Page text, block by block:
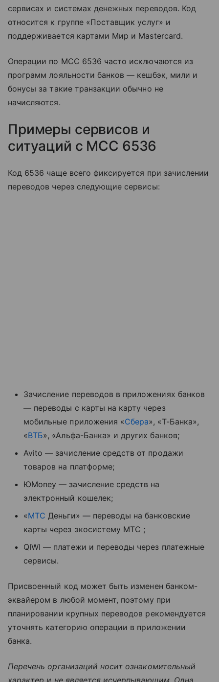
сервисах и системах денежных переводов. Код
относится к группе «Поставщик услуг» и
поддерживается картами Мир и Mastercard.
Операции по MCC 6536 часто исключаются из
программ лояльности банков — кешбэк, мили и
бонусы за такие транзакции обычно не
начисляются.
Примеры сервисов и
ситуаций с MCC 6536
Код 6536 чаще всего фиксируется при зачислении
переводов через следующие сервисы:
Зачисление переводов в приложениях банков
— переводы с карты на карту через
мобильные приложения «Сбера», «Т-Банка»,
«ВТБ», «Альфа-Банка» и других банков;
Avito — зачисление средств от продажи
товаров на платформе;
ЮMoney — зачисление средств на
электронный кошелек;
«МТС Деньги» — переводы на банковские
карты через экосистему МТС ;
QIWI — платежи и переводы через платежные
сервисы.
Присвоенный код может быть изменен банком-
эквайером в любой момент, поэтому при
планировании крупных переводов рекомендуется
уточнять категорию операции в приложении
банка.
Перечень организаций носит ознакомительный
характер и не является исчерпывающим. Одна